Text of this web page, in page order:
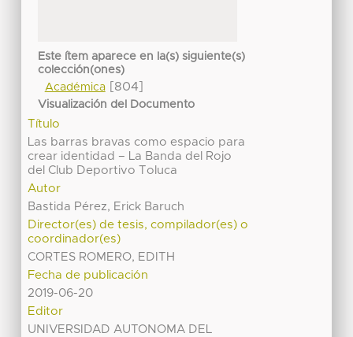
Este ítem aparece en la(s) siguiente(s)
colección(ones)
Académica[804]
Visualización del Documento
Título
Las barras bravas como espacio para
crear identidad – La Banda del Rojo
del Club Deportivo Toluca
Autor
Bastida Pérez, Erick Baruch
Director(es) de tesis, compilador(es) o
coordinador(es)
CORTES ROMERO, EDITH
Fecha de publicación
2019-06-20
Editor
UNIVERSIDAD AUTONOMA DEL